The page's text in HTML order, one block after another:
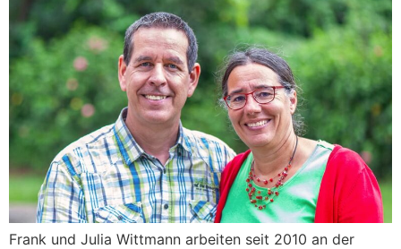
Frank und Julia Witt­mann arbei­ten seit 2010 an der